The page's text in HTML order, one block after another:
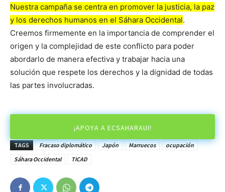
Nuestra campaña se centra en promover la justicia, la paz
y los derechos humanos en el Sáhara Occidental.
Creemos firmemente en la importancia de comprender el
origen y la complejidad de este conflicto para poder
abordarlo de manera efectiva y trabajar hacia una
solución que respete los derechos y la dignidad de todas
las partes involucradas.
¡APOYA A ECSAHARAUI!
TAGS Fracaso diplomático Japón Marruecos
ocupación
Sáhara Occidental
TICAD